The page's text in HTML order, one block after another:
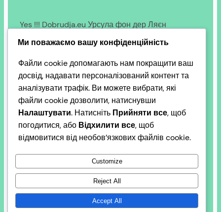
Yes !!! Dobrudja.eu Урсула фон дер Ляєн
@vonderleyen Сьогодні Європейський Союз
члени погодилися відкрити перший кластер
переговорів про вступ з Україною та Молдовою.
На першій Міжурядовій конференції в понеділок
ми відкриємо кластер з основоположних питань;
основу процесу вступу. Він охоплює основні
цінності та принципи, на яких побудовано ЄС, від
верховенства…
2026-06-14
Ми поважаємо вашу конфіденційність
Файли cookie допомагають нам покращити ваш
досвід, надавати персоналізований контент та
аналізувати трафік. Ви можете вибрати, які
файли cookie дозволити, натиснувши
Налаштувати. Натисніть Прийняти все, щоб
погодитися, або Відхилити все, щоб
відмовитися від необов’язкових файлів cookie.
Customize
Reject All
Accept All